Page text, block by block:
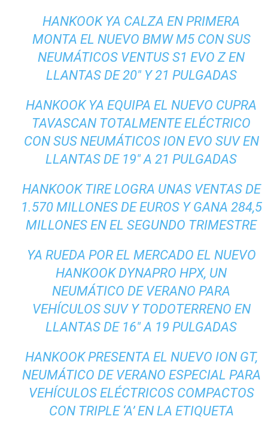
HANKOOK YA CALZA EN PRIMERA
MONTA EL NUEVO BMW M5 CON SUS
NEUMÁTICOS VENTUS S1 EVO Z EN
LLANTAS DE 20″ Y 21 PULGADAS
HANKOOK YA EQUIPA EL NUEVO CUPRA
TAVASCAN TOTALMENTE ELÉCTRICO
CON SUS NEUMÁTICOS ION EVO SUV EN
LLANTAS DE 19″ A 21 PULGADAS
HANKOOK TIRE LOGRA UNAS VENTAS DE
1.570 MILLONES DE EUROS Y GANA 284,5
MILLONES EN EL SEGUNDO TRIMESTRE
YA RUEDA POR EL MERCADO EL NUEVO
HANKOOK DYNAPRO HPX, UN
NEUMÁTICO DE VERANO PARA
VEHÍCULOS SUV Y TODOTERRENO EN
LLANTAS DE 16″ A 19 PULGADAS
HANKOOK PRESENTA EL NUEVO ION GT,
NEUMÁTICO DE VERANO ESPECIAL PARA
VEHÍCULOS ELÉCTRICOS COMPACTOS
CON TRIPLE ‘A’ EN LA ETIQUETA